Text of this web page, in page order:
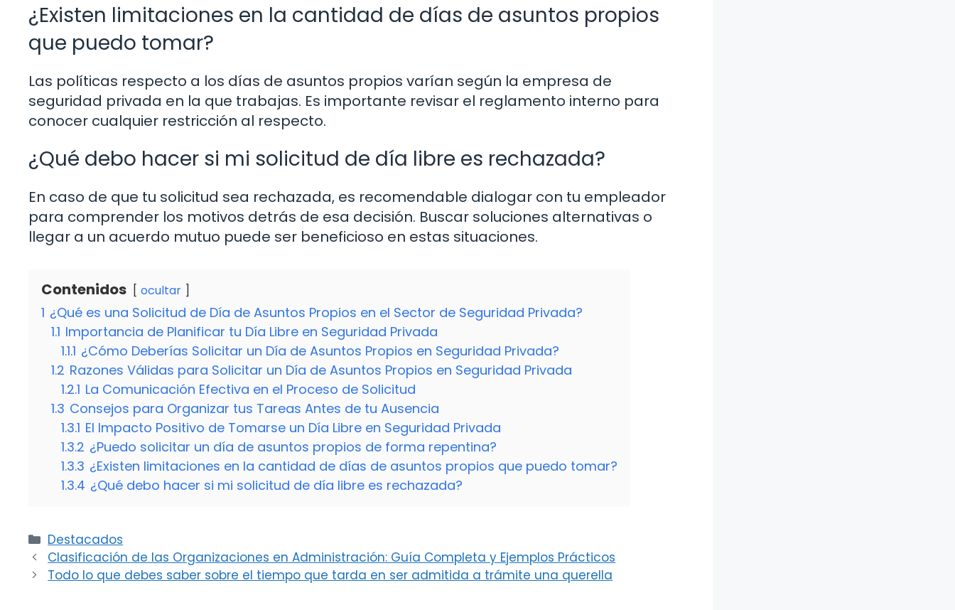
¿Existen limitaciones en la cantidad de días de asuntos propios
que puedo tomar?
Las políticas respecto a los días de asuntos propios varían según la empresa de
seguridad privada en la que trabajas. Es importante revisar el reglamento interno para
conocer cualquier restricción al respecto.
¿Qué debo hacer si mi solicitud de día libre es rechazada?
En caso de que tu solicitud sea rechazada, es recomendable dialogar con tu empleador
para comprender los motivos detrás de esa decisión. Buscar soluciones alternativas o
llegar a un acuerdo mutuo puede ser beneficioso en estas situaciones.
Contenidos ocultar
1 ¿Qué es una Solicitud de Día de Asuntos Propios en el Sector de Seguridad Privada?
1.1 Importancia de Planificar tu Día Libre en Seguridad Privada
1.1.1 ¿Cómo Deberías Solicitar un Día de Asuntos Propios en Seguridad Privada?
1.2 Razones Válidas para Solicitar un Día de Asuntos Propios en Seguridad Privada
1.2.1 La Comunicación Efectiva en el Proceso de Solicitud
1.3 Consejos para Organizar tus Tareas Antes de tu Ausencia
1.3.1 El Impacto Positivo de Tomarse un Día Libre en Seguridad Privada
1.3.2 ¿Puedo solicitar un día de asuntos propios de forma repentina?
1.3.3 ¿Existen limitaciones en la cantidad de días de asuntos propios que puedo tomar?
1.3.4 ¿Qué debo hacer si mi solicitud de día libre es rechazada?
Categorías
Destacados
Clasificación de las Organizaciones en Administración: Guía Completa y Ejemplos Prácticos
Todo lo que debes saber sobre el tiempo que tarda en ser admitida a trámite una querella